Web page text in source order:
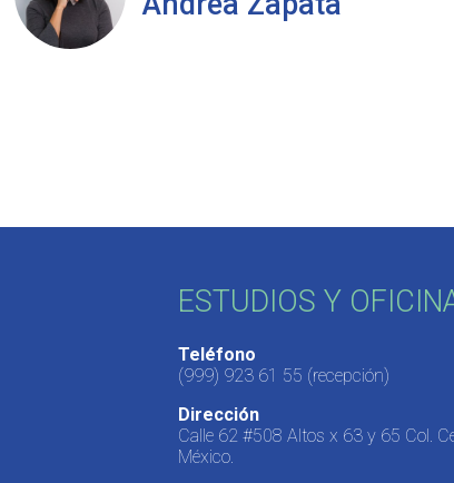
ESTUDIOS Y
Teléfono
(999) 923 61 55 (recepción)
Dirección
Calle 62 #508 Altos x 63 y 65 Col.
México.